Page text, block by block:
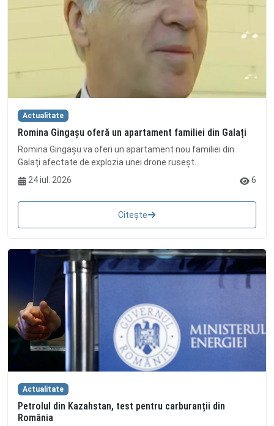
Actualitate
Romina Gingașu oferă un apartament familiei din Galați
Romina Gingașu va oferi un apartament nou familiei din
Galați afectate de explozia unei drone ruseșt...
24 iul. 2026
6
Citește
Actualitate
Petrolul din Kazahstan, test pentru carburanții din
România